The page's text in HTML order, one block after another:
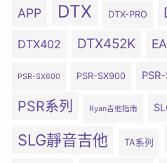
APP DTX DTX-PRO
DTX402 DTX452K
PSR-SX600 PSR-SX900
PSR系列 Ryan吉他指南
SLG靜音吉他 TA系列